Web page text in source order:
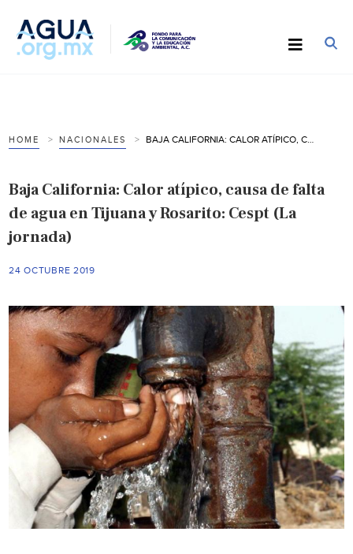
HOME NACIONALES
Baja California: Calor atípico, causa de falta
de agua en Tijuana y Rosarito: Cespt (La
jornada)
24 OCTUBRE 2019